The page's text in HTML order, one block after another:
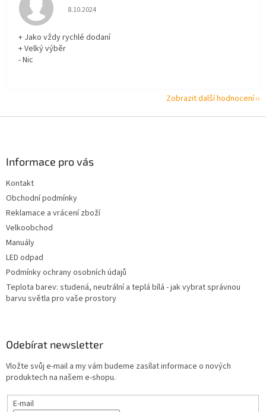
Hodnocení obchodu je 5 z 5 hvězdiček.
8.10.2024
+ Jako vždy rychlé dodaní
+ Velký výběr
- Nic
Zobrazit další hodnocení
Informace pro vás
Kontakt
Obchodní podmínky
Reklamace a vrácení zboží
Velkoobchod
Manuály
LED odpad
Podmínky ochrany osobních údajů
Teplota barev: studená, neutrální a teplá bílá - jak vybrat správnou
barvu světla pro vaše prostory
Odebírat newsletter
Vložte svůj e-mail a my vám budeme zasílat informace o nových
produktech na našem e-shopu.
E-mail